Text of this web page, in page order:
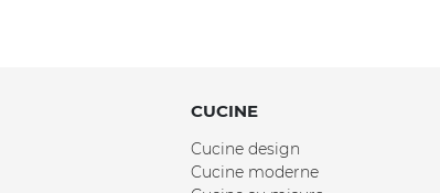
CUCINE
Cucine design
Cucine moderne